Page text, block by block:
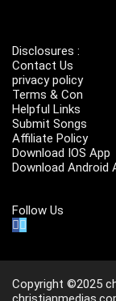
Disclosures :
Contact Us
privacy policy
Terms & Con
Helpful Links
Submit Songs
Affiliate Policy
Download IOS App
Download Android
Follow Us
Copyright ©2025